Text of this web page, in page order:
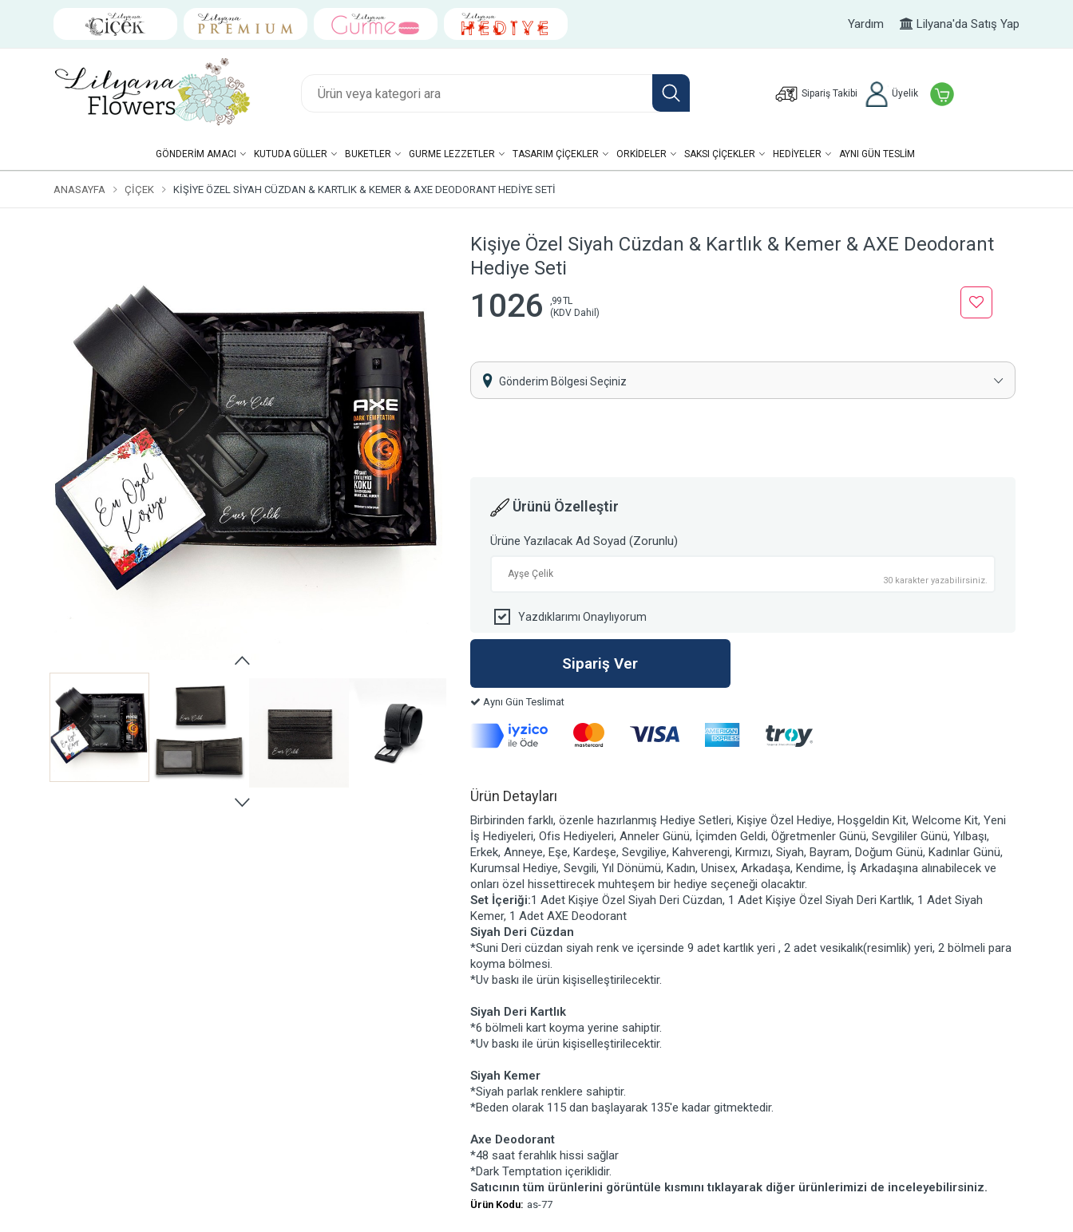
Yardım Lilyana'da Satış Yap
Sipariş Takibi Üyelik
GÖNDERIM AMACI KUTUDA GÜLLER BUKETLER GURME LEZZETLER TASARIM ÇIÇEKLER ORKIDELER SAKSI ÇIÇEKLER HEDIYELER AYNI GÜN TESLİM
ANASAYFA ÇIÇEK KIŞIYE ÖZEL SIYAH CÜZDAN & KARTLIK & KEMER & AXE DEODORANT HEDIYE SETI
Kişiye Özel Siyah Cüzdan & Kartlık & Kemer & AXE Deodorant
Hediye Seti
1026
,99 TL
(KDV Dahil)
Gönderim Bölgesi Seçiniz
Ürünü Özelleştir
Ürüne Yazılacak Ad Soyad (Zorunlu)
30 karakter yazabilirsiniz.
Yazdıklarımı Onaylıyorum
Aynı Gün Teslimat
Ürün Detayları
Birbirinden farklı, özenle hazırlanmış Hediye Setleri, Kişiye Özel Hediye, Hoşgeldin Kit, Welcome Kit, Yeni
İş Hediyeleri, Ofis Hediyeleri, Anneler Günü, İçimden Geldi, Öğretmenler Günü, Sevgililer Günü, Yılbaşı,
Erkek, Anneye, Eşe, Kardeşe, Sevgiliye, Kahverengi, Kırmızı, Siyah, Bayram, Doğum Günü, Kadınlar Günü,
Kurumsal Hediye, Sevgili, Yıl Dönümü, Kadın, Unisex, Arkadaşa, Kendime, İş Arkadaşına alınabilecek ve
onları özel hissettirecek muhteşem bir hediye seçeneği olacaktır.
Set İçeriği:1 Adet Kişiye Özel Siyah Deri Cüzdan, 1 Adet Kişiye Özel Siyah Deri Kartlık, 1 Adet Siyah
Kemer, 1 Adet AXE Deodorant
Siyah Deri Cüzdan
*Suni Deri cüzdan siyah renk ve içersinde 9 adet kartlık yeri , 2 adet vesikalık(resimlik) yeri, 2 bölmeli para
koyma bölmesi.
*Uv baskı ile ürün kişiselleştirilecektir.
Siyah Deri Kartlık
*6 bölmeli kart koyma yerine sahiptir.
*Uv baskı ile ürün kişiselleştirilecektir.
Siyah Kemer
*Siyah parlak renklere sahiptir.
*Beden olarak 115 dan başlayarak 135'e kadar gitmektedir.
Axe Deodorant
*48 saat ferahlık hissi sağlar
*Dark Temptation içeriklidir.
Satıcının tüm ürünlerini görüntüle kısmını tıklayarak diğer ürünlerimizi de inceleyebilirsiniz.
Ürün Kodu: as-77